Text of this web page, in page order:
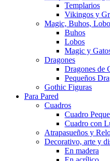
Templarios
Vikingos y
Magic, Buhos,
Buhos
Lobos
Magic y
Dragones
Dragones de
Pequeños
Gothic Figuras
Para Pared
Cuadros
Cuadro
Cuadro con
Atrapasueños y
Decorativo, arte y
En madera